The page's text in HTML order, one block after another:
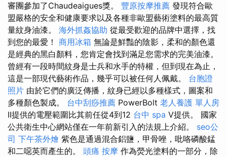
審團參加了Chaudeaigues獎。 豐原按摩推薦 發現符合歐
盟嚴格的安全和健康要求以及各種非歐盟藝術塗料的最高質
量紋身油漆。 海外抓姦協助 從最受歡迎的品牌中選擇，找
到您的最愛！ 商用冰箱 無論是鮮豔的陰影，柔和的顏色還
是經典的黑白顏料，您肯定會找到滿足您需求的完美油漆。
曾經有一段時間紋身是士兵和水手的特權，但到現在為止，
這是一部現代藝術作品，幾乎可以被任何人佩戴。 台胞證
照片 由於它們的廣泛傳播，紋身已經以多種樣式，圖案和
多種顏色製成。 台中刮痧推薦 PowerBolt 老人養護 單人房
II提供的電壓範圍比其前任從4到12 台中 spa V提供。 國家
公共衛生中心網站僅在一年前新引入的法規上介紹。 seo公
司 下午茶外燴 紫色是通過混合鋁鹽，甲骨唑，吡咯磷酸錳
和二噁英而產生的。 頭痛 按摩 作為熒光塗料的一部分，除